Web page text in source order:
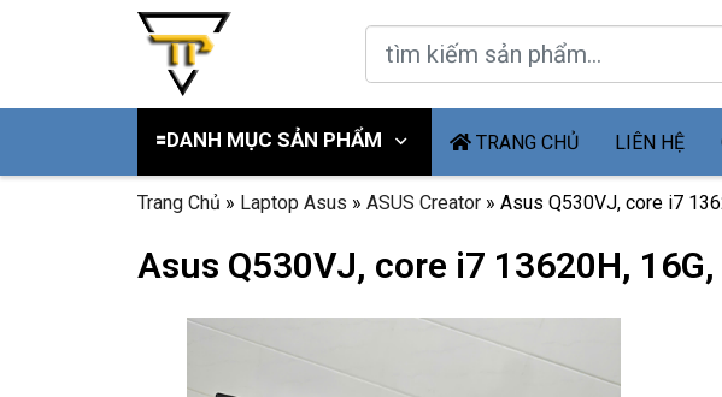
🟰DANH MỤC SẢN PHẨM TRANG CHỦ LIÊN HỆ
Trang Chủ » Laptop Asus » ASUS Creator » Asus Q530VJ, core i7
Asus Q530VJ, core i7 13620H, 16G,